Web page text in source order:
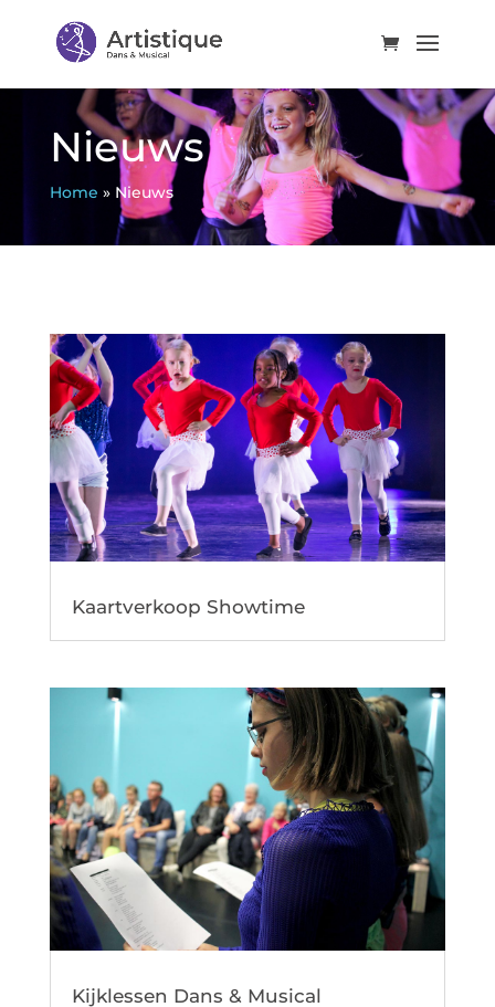
Nieuws
Home » Nieuws
Kaartverkoop Showtime
Kijklessen Dans & Musical